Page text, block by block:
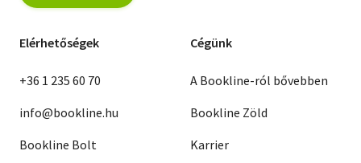
Elérhetőségek
+36 1 235 60 70
info@bookline.hu
Bookline Bolt
Cégünk
A Bookline-ról bővebben
Bookline Zöld
Karrier